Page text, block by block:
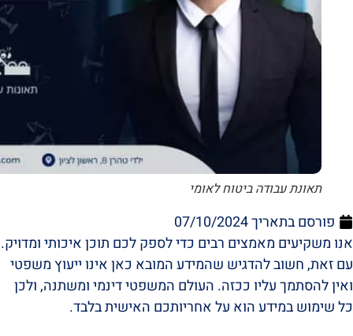
תאונת עבודה ביטוח לאומי
פורסם בתאריך07/10/2024
אנו משקיעים מאמצים רבים כדי לספק לכם תוכן איכותי ומדויק.
עם זאת, חשוב להדגיש שהמידע המובא כאן אינו ייעוץ משפטי
ואין להסתמך עליו ככזה. העולם המשפטי דינמי ומשתנה, ולכן
כל שימוש במידע הוא על אחריותכם האישית בלבד.